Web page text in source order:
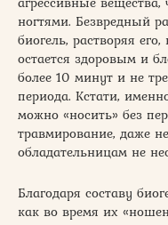
ногтями. Безвредный
биогель, растворяя
остается здоровым и
более 10 минут и не
периода. Кстати,
можно «носить» без
травмирование, даже
обладательницам не
Благодаря составу
как во время их